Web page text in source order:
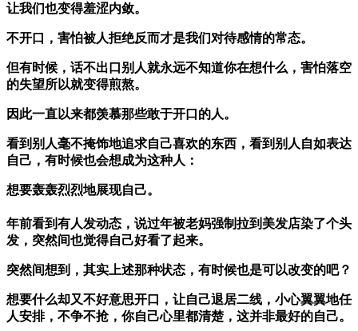
让我们也变得羞涩内敛。
不开口，害怕被人拒绝反而才是我们对待感情的常态。
但有时候，话不出口别人就永远不知道你在想什么，害怕落空
的失望所以就变得煎熬。
因此一直以来都羡慕那些敢于开口的人。
看到别人毫不掩饰地追求自己喜欢的东西，看到别人自如表达
自己，有时候也会想成为这种人：
想要轰轰烈烈地展现自己。
年前看到有人发动态，说过年被老妈强制拉到美发店染了个头
发，突然间也觉得自己好看了起来。
突然间想到，其实上述那种状态，有时候也是可以改变的吧？
想要什么却又不好意思开口，让自己退居二线，小心翼翼地任
人安排，不争不抢，你自己心里都清楚，这并非最好的自己。